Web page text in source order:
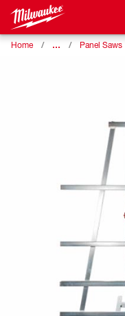
Home … Panel Saws